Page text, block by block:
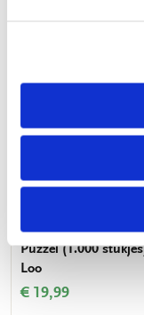
Puzzel (1.000
Loo
€ 19,99